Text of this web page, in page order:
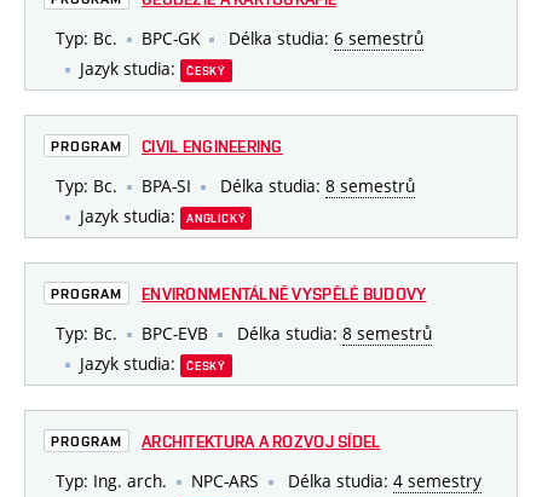
Typ: Bc. BPC-GK Délka studia: 6 semestrů
Jazyk studia:
ČESKÝ
PROGRAM CIVIL ENGINEERING
Typ: Bc. BPA-SI Délka studia: 8 semestrů
Jazyk studia:
ANGLICKÝ
PROGRAM ENVIRONMENTÁLNĚ VYSPĚLÉ BUDOVY
Typ: Bc. BPC-EVB Délka studia: 8 semestrů
Jazyk studia:
ČESKÝ
PROGRAM ARCHITEKTURA A ROZVOJ SÍDEL
Typ: Ing. arch. NPC-ARS Délka studia: 4 semestry